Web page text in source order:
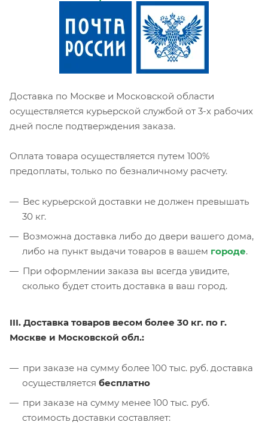
Доставка по Москве и Московской области
осуществляется курьерской службой от 3-х рабочих
дней после подтверждения заказа.
Оплата товара осуществляется путем 100%
предоплаты, только по безналичному расчету.
Вес курьерской доставки не должен превышать
30 кг.
Возможна доставка либо до двери вашего дома,
либо на пункт выдачи товаров в вашем городе.
При оформлении заказа вы всегда увидите,
сколько будет стоить доставка в ваш город.
III. Доставка товаров весом более 30 кг. по г.
Москве и Московской обл.:
при заказе на сумму более 100 тыс. руб. доставка
осуществляется бесплатно
при заказе на сумму менее 100 тыс. руб.
стоимость доставки составляет: